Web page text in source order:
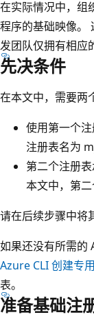
在实际情况中，组
程序的基础映像。
发团队仅拥有相应
先决条件
在本文中，需要两
使用第一个
注册表名为
第二个注册
本文中，第
请在后续步骤中将
如果还没有所需的
Azure CLI 创建专
表。
准备基础注